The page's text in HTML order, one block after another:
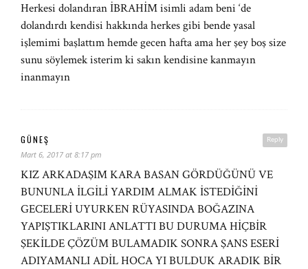
Herkesi dolandıran İBRAHİM isimli adam beni ‘de
dolandırdı kendisi hakkında herkes gibi bende yasal
işlemimi başlattım hemde gecen hafta ama her şey boş size
sunu söylemek isterim ki sakın kendisine kanmayın
inanmayın
Reply
GÜNEŞ
Mart 6, 2017 at 8:17 pm
KIZ ARKADAŞIM KARA BASAN GÖRDÜĞÜNÜ VE
BUNUNLA İLGİLİ YARDIM ALMAK İSTEDİĞİNİ
GECELERİ UYURKEN RÜYASINDA BOĞAZINA
YAPIŞTIKLARINI ANLATTI BU DURUMA HİÇBİR
ŞEKİLDE ÇÖZÜM BULAMADIK SONRA ŞANS ESERİ
ADIYAMANLI ADİL HOCA YI BULDUK ARADIK BİR